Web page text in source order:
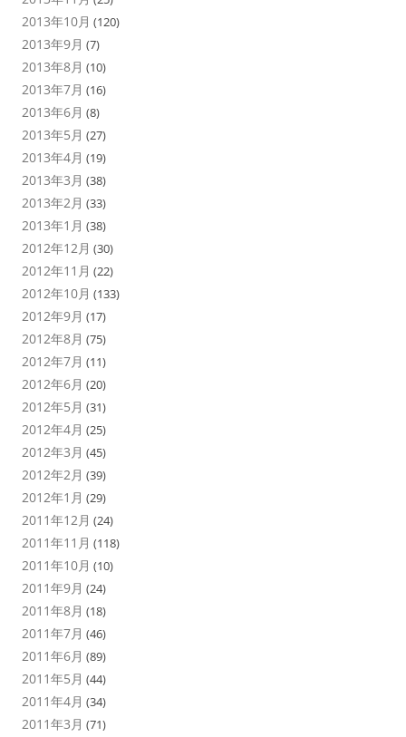
2013年10月 (120)
2013年9月 (7)
2013年8月 (10)
2013年7月 (16)
2013年6月 (8)
2013年5月 (27)
2013年4月 (19)
2013年3月 (38)
2013年2月 (33)
2013年1月 (38)
2012年12月 (30)
2012年11月 (22)
2012年10月 (133)
2012年9月 (17)
2012年8月 (75)
2012年7月 (11)
2012年6月 (20)
2012年5月 (31)
2012年4月 (25)
2012年3月 (45)
2012年2月 (39)
2012年1月 (29)
2011年12月 (24)
2011年11月 (118)
2011年10月 (10)
2011年9月 (24)
2011年8月 (18)
2011年7月 (46)
2011年6月 (89)
2011年5月 (44)
2011年4月 (34)
2011年3月 (71)